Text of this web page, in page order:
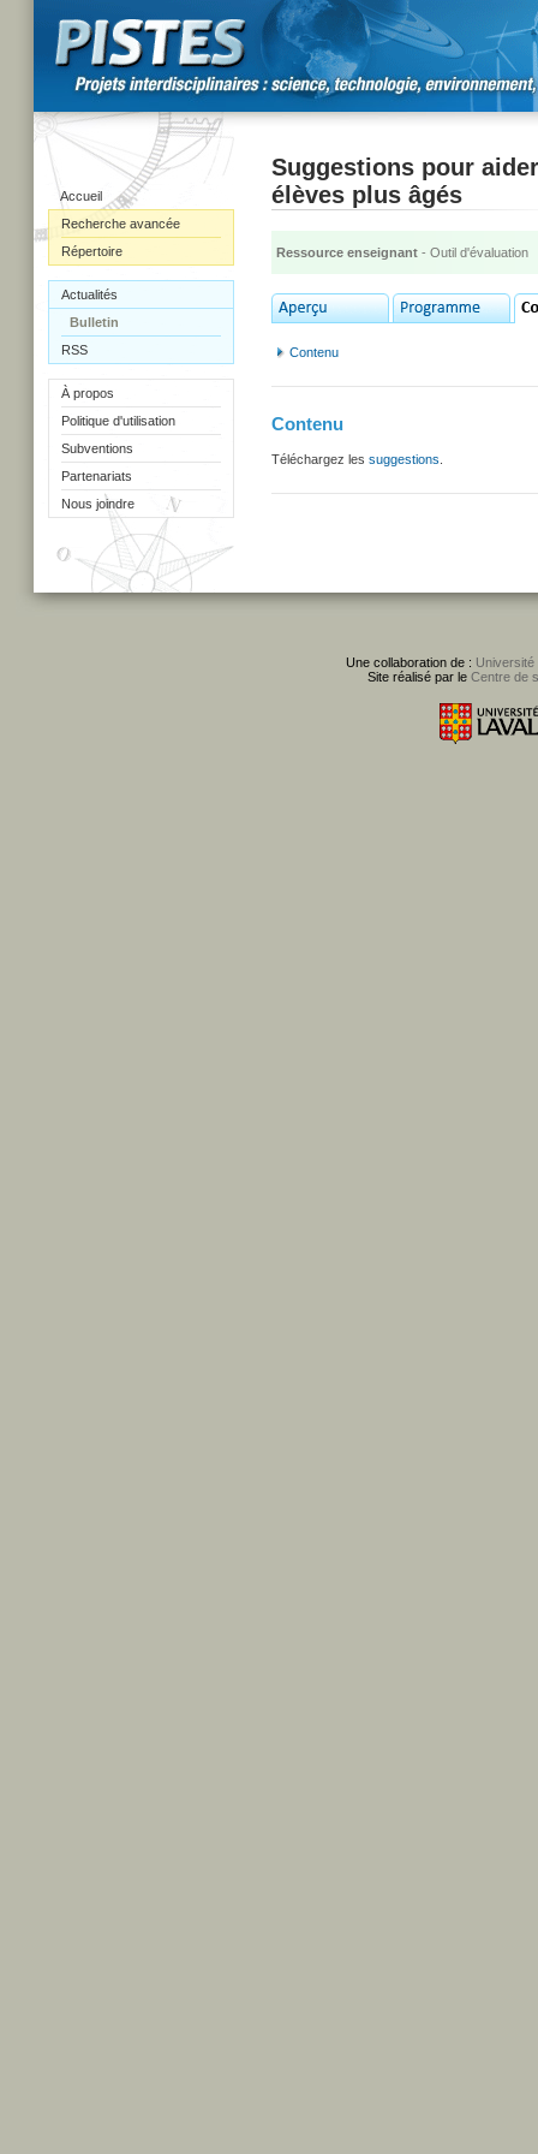
Accueil
Recherche avancée
Répertoire
Actualités
Bulletin
RSS
À propos
Politique d'utilisation
Subventions
Partenariats
Nous joindre
Suggestions pour
élèves plus âgés
Ressource enseignant - Outil d'évaluation
Contenu
Contenu
Téléchargez les suggestions
Une collaboration de : Université
Site réalisé par le Centre de